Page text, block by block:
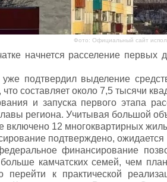
Фото: Официальный сайт
начнется расселение первых
подтвердил выделение
что составляет около 7,5 тысячи
и запуска первого этапа
региона. Учитывая большой
включено 12 многоквартирных
подтверждено, ожидается
финансирование
камчатских семей, чем
перейти к практической